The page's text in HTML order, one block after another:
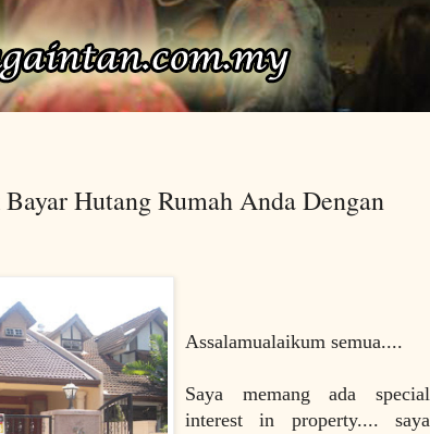
Hutang Rumah Anda Dengan
Assalamualaikum semua....
Saya memang ada special
interest in property.... saya